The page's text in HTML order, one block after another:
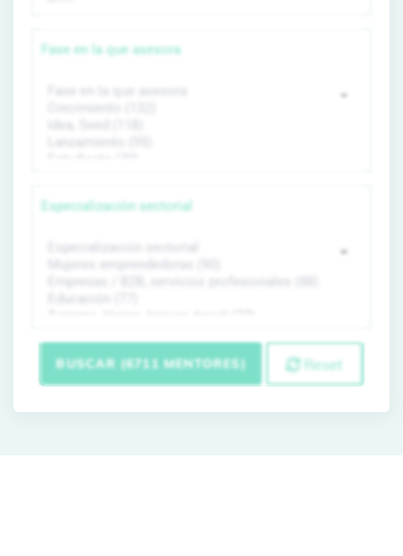
Fase en la que asesora
Especialización sectorial
BUSCAR (6711 MENTORES) Reset